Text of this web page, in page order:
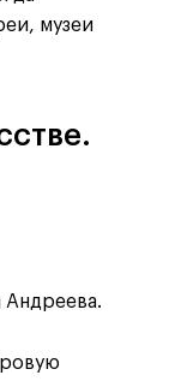
музеи
Андреева.